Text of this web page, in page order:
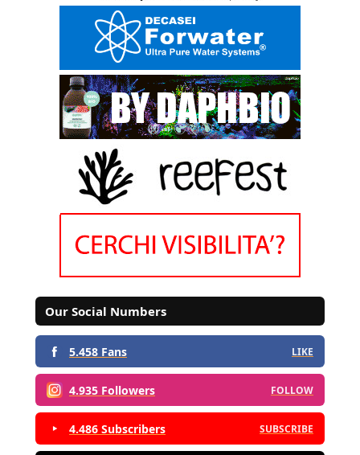
Our Social Numbers
5.458 Fans LIKE
4.935 Followers FOLLOW
4.486 Subscribers SUBSCRIBE